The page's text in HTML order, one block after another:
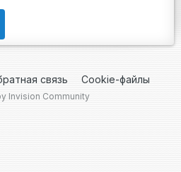
связь Cookie-файлы
Invision Community